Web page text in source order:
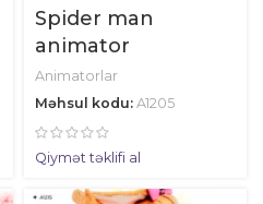
Spider man
animator
Animatorlar
Məhsul kodu: A1205
Qiymət təklifi al